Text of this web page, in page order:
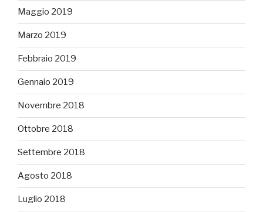
Maggio 2019
Marzo 2019
Febbraio 2019
Gennaio 2019
Novembre 2018
Ottobre 2018
Settembre 2018
Agosto 2018
Luglio 2018